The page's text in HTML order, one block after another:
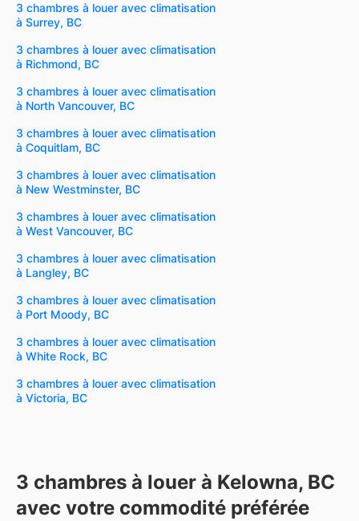
3 chambres à louer avec climatisation
à Surrey, BC
3 chambres à louer avec climatisation
à Richmond, BC
3 chambres à louer avec climatisation
à North Vancouver, BC
3 chambres à louer avec climatisation
à Coquitlam, BC
3 chambres à louer avec climatisation
à New Westminster, BC
3 chambres à louer avec climatisation
à West Vancouver, BC
3 chambres à louer avec climatisation
à Langley, BC
3 chambres à louer avec climatisation
à Port Moody, BC
3 chambres à louer avec climatisation
à White Rock, BC
3 chambres à louer avec climatisation
à Victoria, BC
3 chambres à louer à Kelowna, BC
avec votre commodité préférée